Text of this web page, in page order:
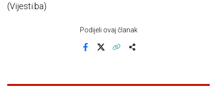
(Vijesti.ba)
Podijeli ovaj članak